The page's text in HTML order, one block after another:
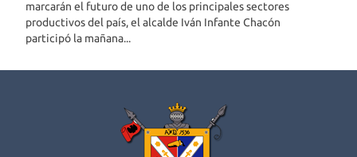
marcarán el futuro de uno de los principales sectores
productivos del país, el alcalde Iván Infante Chacón
participó la mañana...